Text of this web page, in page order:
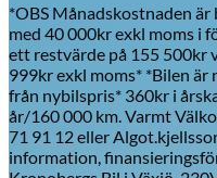
Skadeverkstad
*OBS Månadskostnaden är
med 40 000kr exkl moms i
ett restvärde på 155 500kr
999kr exkl moms* *Bilen är
från nybilspris* 360kr i
år/160 000 km. Varmt
71 91 12 eller
information,